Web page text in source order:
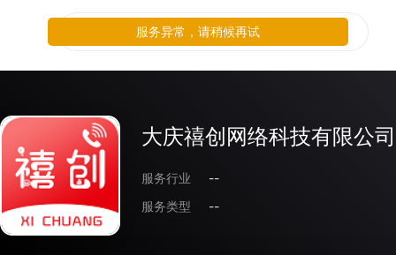
大庆禧创网络科技有限公司
服务行业
--
服务类型
--
服务异常，请稍候再试